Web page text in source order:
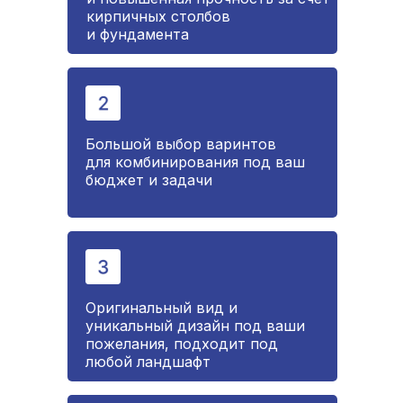
кирпичных столбов
и фундамента
Большой выбор варинтов
для комбинирования под ваш
бюджет и задачи
Оригинальный вид и
уникальный дизайн под ваши
пожелания, подходит под
любой ландшафт